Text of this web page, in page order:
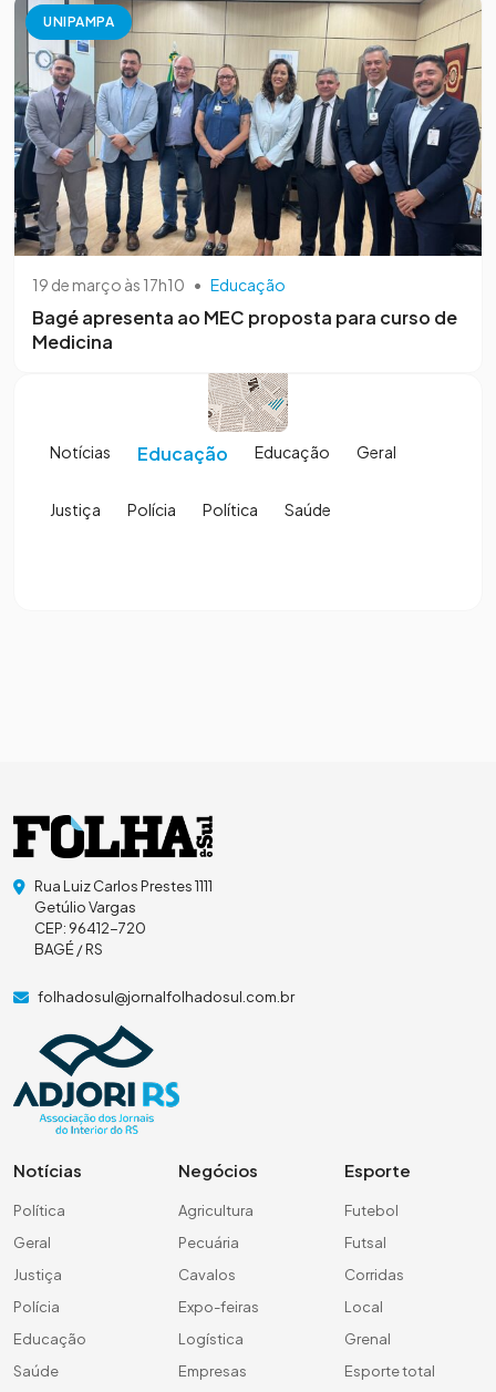
UNIPAMPA
19 de março às 17h10 • Educação
Bagé apresenta ao MEC proposta para curso de
Medicina
Notícias Educação Educação Geral
Justiça Polícia Política Saúde
Rua Luiz Carlos Prestes 1111
Getúlio Vargas
CEP: 96412-720
BAGÉ / RS
folhadosul@jornalfolhadosul.com.br
Notícias
Política
Geral
Justiça
Polícia
Educação
Saúde
Negócios
Agricultura
Pecuária
Cavalos
Expo-feiras
Logística
Empresas
Esporte
Futebol
Futsal
Corridas
Local
Grenal
Esporte total